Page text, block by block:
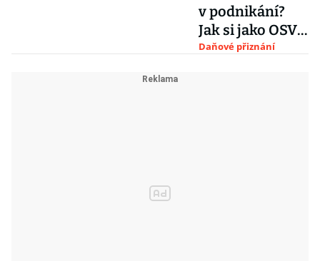
v podnikání?
Jak si jako OSVČ
snížit měsíční
Daňové přiznání